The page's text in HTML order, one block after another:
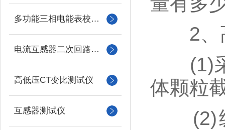
多功能三相电能表校验仪
电流互感器二次回路负载测试仪
高低压CT变比测试仪
互感器测试仪
2、
(1)采
体颗粒
(2)级